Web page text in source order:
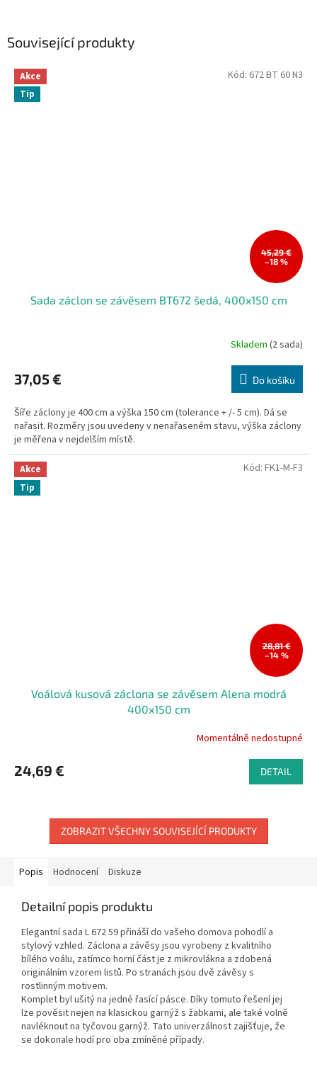
Související produkty
Akce
Tip
45,29 €
–18 %
Sada záclon se závěsem BT672 šedá, 400x150 cm
produktu
je
z
5
hvězdiček.
Skladem(2 sada)
37,05 € Do košíku
Šíře záclony je 400 cm a výška 150 cm (tolerance + /- 5 cm). Dá se
nařasit. Rozměry jsou uvedeny v nenařaseném stavu, výška záclony
je měřena v nejdelším místě.
Kód: 672 BT 60 N3
Akce
Tip
28,81 €
–14 %
Voálová kusová záclona se závěsem Alena modrá
400x150 cm
Momentálně nedostupné
24,69 € DETAIL
Kód: FK1-M-F3
ZOBRAZIT VŠECHNY SOUVISEJÍCÍ PRODUKTY
Popis Hodnocení Diskuze
Detailní popis produktu
Elegantní sada L 672 59 přináší do vašeho domova pohodlí a
stylový vzhled. Záclona a závěsy jsou vyrobeny z kvalitního
bílého voálu, zatímco horní část je z mikrovlákna a zdobená
originálním vzorem listů. Po stranách jsou dvě závěsy s
rostlinným motivem.
Komplet byl ušitý na jedné řasící pásce. Díky tomuto řešení jej
lze pověsit nejen na klasickou garnýž s žabkami, ale také volně
navléknout na tyčovou garnýž. Tato univerzálnost zajišťuje, že
se dokonale hodí pro oba zmíněné případy.